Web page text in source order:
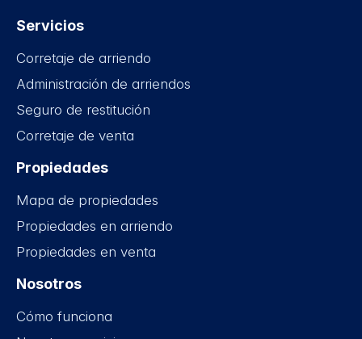
Servicios
Corretaje de arriendo
Administración de arriendos
Seguro de restitución
Corretaje de venta
Propiedades
Mapa de propiedades
Propiedades en arriendo
Propiedades en venta
Nosotros
Cómo funciona